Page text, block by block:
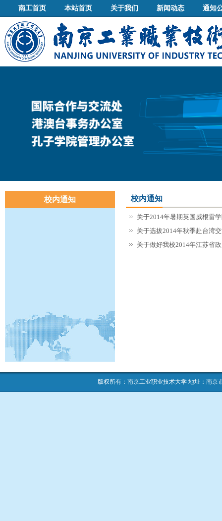
南工首页 本站首页 关于我们 新闻动态 通知
校内通知 校内通知
关于2014年暑期英国威根雷
关于选拔2014年秋季赴台湾
关于做好我校2014年江苏省
版权所有：南京工业职业技术大学 地址：南京